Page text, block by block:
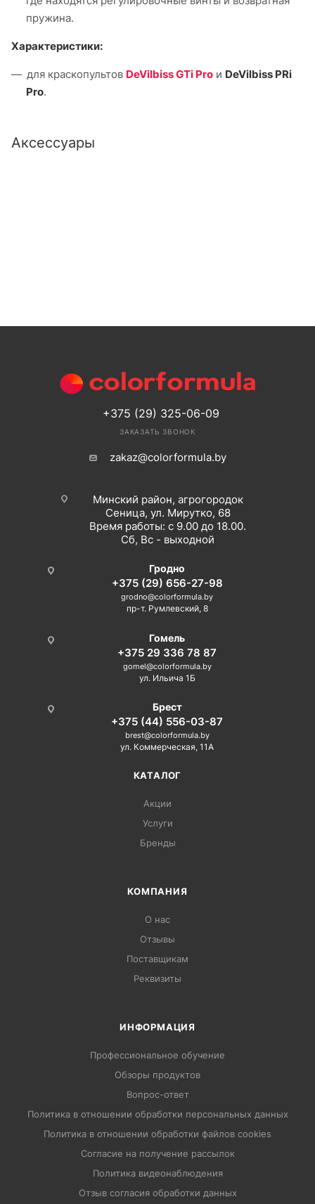
пружина.
Характеристики:
для краскопультов DeVilbiss GTi Pro и DeVilbiss PRi
Pro.
Аксессуары
+375 (29) 325-06-09
ЗАКАЗАТЬ ЗВОНОК
zakaz@colorformula.by
Минский район, агрогородок
Сеница, ул. Мирутко, 68
Время работы: с 9.00 до 18.00.
Сб, Вс - выходной
Гродно
+375 (29) 656-27-98
grodno@colorformula.by
пр-т. Румлевский, 8
Гомель
+375 29 336 78 87
gomel@colorformula.by
ул. Ильича 1Б
Брест
+375 (44) 556-03-87
brest@colorformula.by
ул. Коммерческая, 11А
КАТАЛОГ
Акции
Услуги
Бренды
КОМПАНИЯ
О нас
Отзывы
Поставщикам
Реквизиты
ИНФОРМАЦИЯ
Профессиональное обучение
Обзоры продуктов
Вопрос-ответ
Политика в отношении обработки персональных данных
Политика в отношении обработки файлов cookies
Согласие на получение рассылок
Политика видеонаблюдения
Отзыв согласия обработки данных